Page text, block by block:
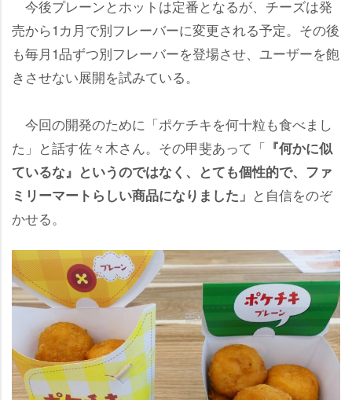
今後プレーンとホットは定番となるが、チーズは発
売から1カ月で別フレーバーに変更される予定。その後
も毎月1品ずつ別フレーバーを登場させ、ユーザーを飽
きさせない展開を試みている。
今回の開発のために「ポケチキを何十粒も食べまし
た」と話す佐々木さん。その甲斐あって「 『何かに似
ているな』というのではなく、とても個性的で、ファ
ミリーマートらしい商品になりました」 と自信をのぞ
かせる。